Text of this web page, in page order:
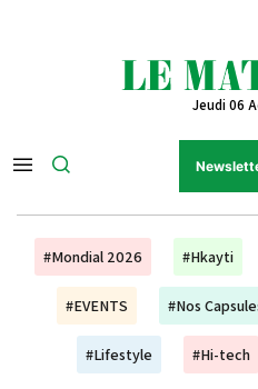
Jeudi 06
#Mondial 2026 #Hkayti
#EVENTS #Nos
#Lifestyle #Hi-tech